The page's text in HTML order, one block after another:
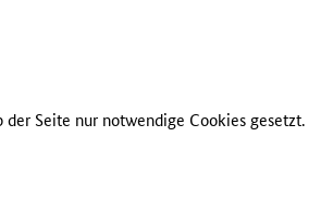
Seite nur notwendige Cookies gesetzt.